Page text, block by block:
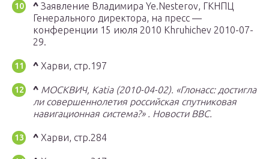
^ Заявление Владимира Ye.Nesterov, ГКНПЦ
Генерального директора, на пресс —
конференции 15 июля 2010 Khruhichev 2010-07-
29.
^ Харви, стр.197
^ МОСКВИЧ, Katia (2010-04-02). «Глонасс: достигла
ли совершеннолетия российская спутниковая
навигационная система?» . Новости BBC.
^ Харви, стр.284